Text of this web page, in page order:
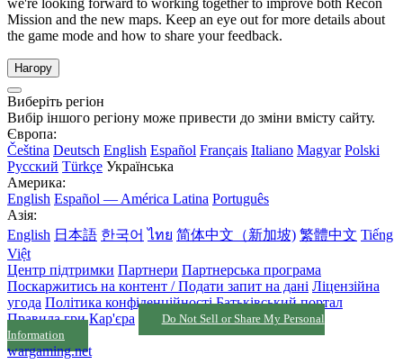
Mission and the new maps. Keep an eye out for more details about
the game mode and how to share your feedback.
Нагору
Виберіть регіон
Вибір іншого регіону може привести до зміни вмісту сайту.
Європа:
Čeština Deutsch English Español Français Italiano Magyar Polski
Русский Türkçe Українська
Америка:
English Español — América Latina Português
Азія:
English 日本語 한국어 ไทย 简体中文（新加坡) 繁體中文 Tiếng
Việt
Центр підтримки Партнери Партнерська програма
Поскаржитись на контент / Подати запит на дані Ліцензійна
угода Політика конфіденційності Батьківський портал
Правила гри Кар'єра
Do Not Sell or Share My Personal
Information
wargaming.net